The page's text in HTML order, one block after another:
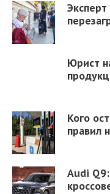
Юрист
Кого
правил
Audi